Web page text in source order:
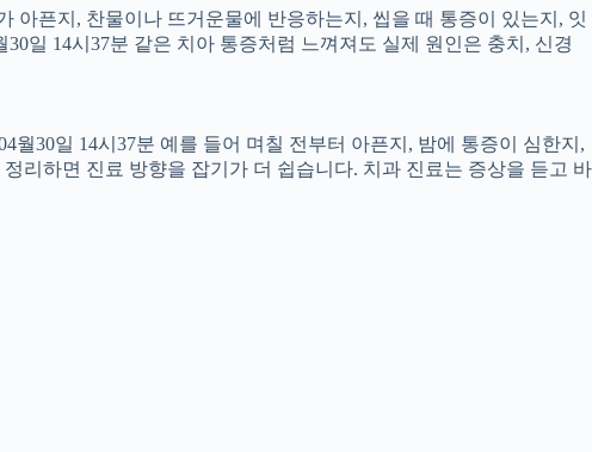
아픈지, 찬물이나 뜨거운물에 반응하는지, 씹을 때 통증이 있는지, 잇
일 14시37분 같은 치아 통증처럼 느껴져도 실제 원인은 충치, 신경
30일 14시37분 예를 들어 며칠 전부터 아픈지, 밤에 통증이 심한지,
리하면 진료 방향을 잡기가 더 쉽습니다. 치과 진료는 증상을 듣고 바